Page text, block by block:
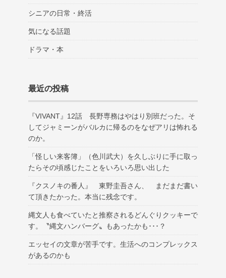
シニアの日常・終活
気になる話題
ドラマ・本
最近の投稿
『VIVANT』12話 長野専務はやはり別班だった。そ
してジャミーンがバルカに帰るのをなぜアリは怖れる
のか。
「怪しい来客簿」（色川武大）を久しぶりに手に取っ
たらその頃感じたことをいろいろ思い出した
『クスノキの番人』 東野圭吾さん、 まだまだ書い
て頂きたかった。本当に残念です。
縄文人も食べていたと推察されるどんぐりクッキーで
す。〝縄文ハンバーグ〟もあったかも･･･？
エッセイの文章が苦手です。生活へのコンプレックス
があるのかも